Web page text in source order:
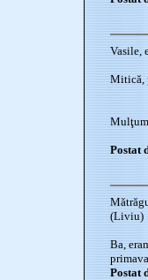
Vasile,
Mitică,
Postat
(Liviu)
Ba,
Postat